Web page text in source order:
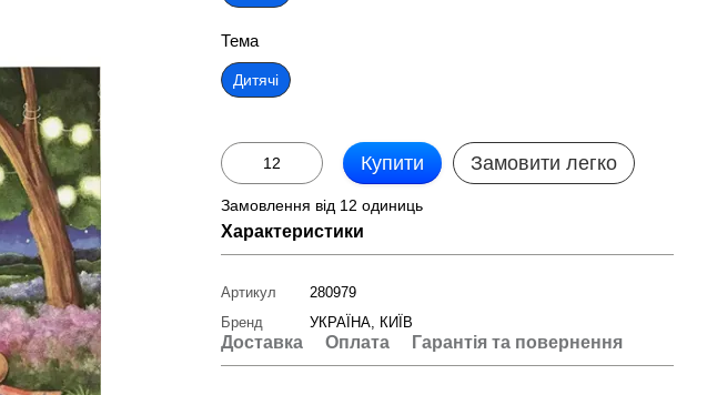
Тема
Дитячі
Купити Замовити легко
Замовлення від 12 одиниць
Характеристики
Артикул
280979
Бренд
УКРАЇНА, КИЇВ
Доставка Оплата Гарантія та повернення